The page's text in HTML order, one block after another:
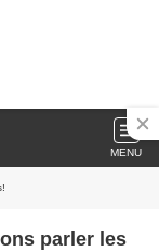
MENU
parler les